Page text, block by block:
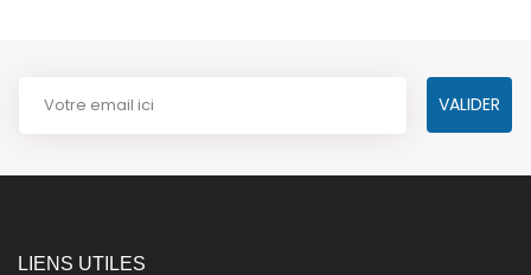
LIENS UTILES